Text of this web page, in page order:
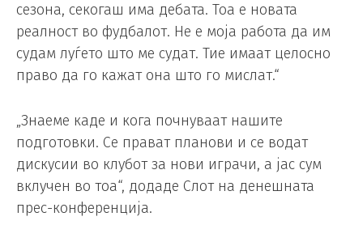
сезона, секогаш има дебата. Тоа е новата
реалност во фудбалот. Не е моја работа да им
судам луѓето што ме судат. Тие имаат целосно
право да го кажат она што го мислат.“
„Знаеме каде и кога почнуваат нашите
подготовки. Се прават планови и се водат
дискусии во клубот за нови играчи, а јас сум
вклучен во тоа“, додаде Слот на денешната
прес-конференција.